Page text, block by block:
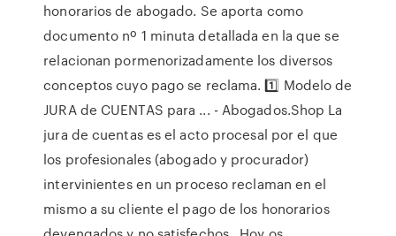
honorarios de abogado. Se aporta como
documento nº 1 minuta detallada en la que se
relacionan pormenorizadamente los diversos
conceptos cuyo pago se reclama. 1️⃣ Modelo de
JURA de CUENTAS para ... - Abogados.Shop La
jura de cuentas es el acto procesal por el que
los profesionales (abogado y procurador)
intervinientes en un proceso reclaman en el
mismo a su cliente el pago de los honorarios